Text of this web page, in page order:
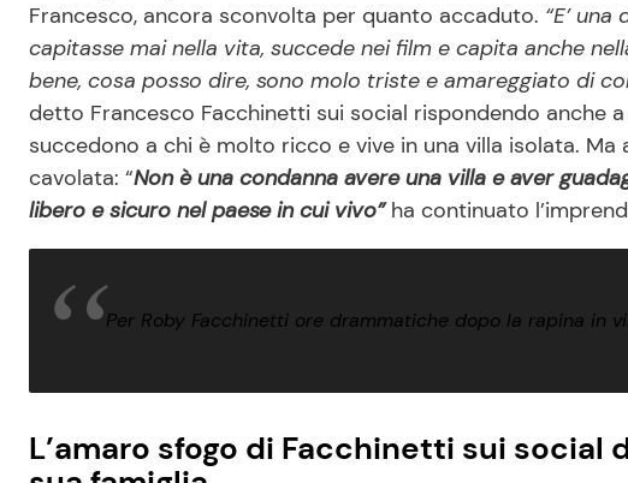
Francesco, ancora sconvolta per quanto accaduto. “E’
capitasse mai nella vita, succede nei film e capita anche
bene, cosa posso dire, sono molo triste e amareggiato di
detto Francesco Facchinetti sui social rispondendo anche
succedono a chi è molto ricco e vive in una villa isolata.
cavolata: “Non è una condanna avere una villa e aver
libero e sicuro nel paese in cui vivo”ha continuato
Per Roby Facchinetti ore drammatiche dopo la rapina in
L’amaro sfogo di Facchinetti sui social